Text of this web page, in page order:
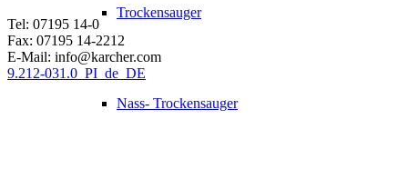
Trockensauger
Nass- Trockensauger
Tel: 07195 14-0
Fax: 07195 14-2212
E-Mail: info@karcher.com
9.212-031.0_PI_de_DE